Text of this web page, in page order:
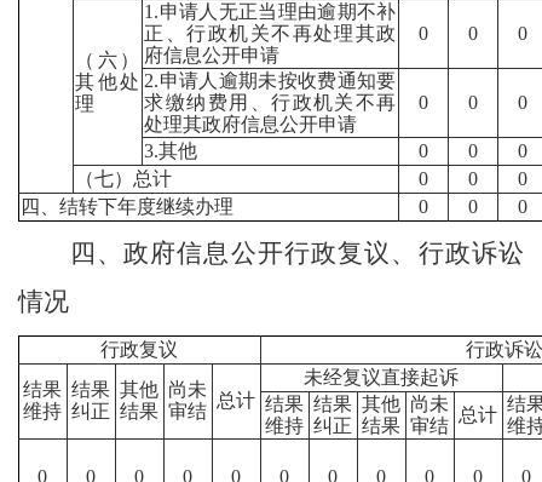
（六）
其他处
理
1.申请人无正当理由逾期不补
正、行政机关不再处理其政
府信息公开申请
0 0 0
2.申请人逾期未按收费通知要
求缴纳费用、行政机关不再
处理其政府信息公开申请
0 0 0
3.其他 0 0
0
（七）总计
0 0
0
四、结转下年度继续办理
0 0 0
四、政府信息公开行政复议、行政诉讼
情况
行政复议
行政诉
结果
维持
结果
纠正
其他
结果
尚未
审结
总计
未经复议直接起诉
结果
维持
结果
纠正
其他
结果
尚未
审结
总计
结
维
0 0 0 0 0 0 0 0 0 0 0